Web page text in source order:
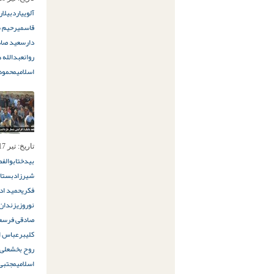
آلوییاردبیل
قاسمیرحیم
دارسعید
روان
اسلامی
تاریخ: تیر 17ام, 1397
بیدخت
شیرزاد
فکریحمید
نوروزی
صادقی فر
کلیبرعباس
روح بخش
اسلامی